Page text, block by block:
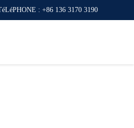
: +86 136 3170 3190